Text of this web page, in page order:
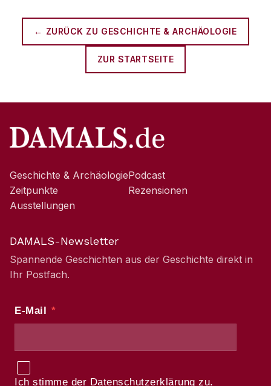
← ZURÜCK ZU GESCHICHTE & ARCHÄOLOGIE
ZUR STARTSEITE
Geschichte & Archäologie
Zeitpunkte
Ausstellungen
Podcast
Rezensionen
DAMALS-Newsletter
Spannende Geschichten aus der Geschichte direkt in
Ihr Postfach.